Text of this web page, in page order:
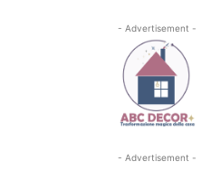
- Advertisement -
- Advertisement -